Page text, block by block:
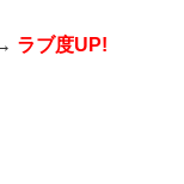
ラブ度UP!